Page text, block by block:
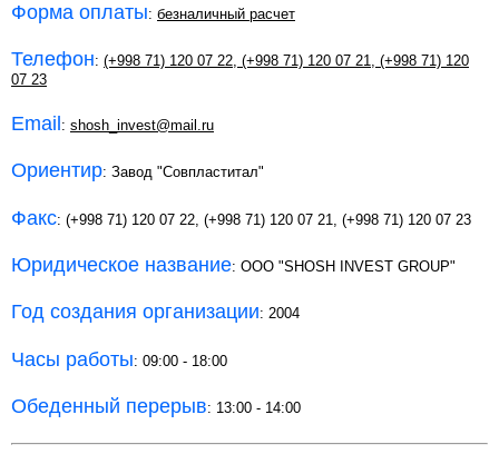
Форма оплаты: безналичный расчет
Телефон: (+998 71) 120 07 22, (+998 71) 120 07 21, (+998 71) 120
07 23
Email: shosh_invest@mail.ru
Ориентир: Завод "Совпластитал"
Факс: (+998 71) 120 07 22, (+998 71) 120 07 21, (+998 71) 120 07 23
Юридическое название: ООО "SHOSH INVEST GROUP"
Год создания организации: 2004
Часы работы: 09:00 - 18:00
Обеденный перерыв: 13:00 - 14:00